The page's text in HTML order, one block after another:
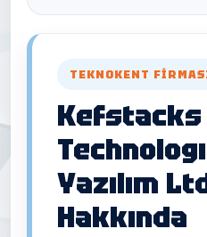
TEKNOKENT
Kefstacks
Yazılım
Hakkında